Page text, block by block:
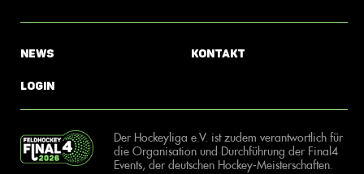
News
Login
Kontakt
Der Hockeyliga e.V. ist zudem verantwortlich für
die Organisation und Durchführung der Final4
Events, der deutschen Hockey-Meisterschaften.